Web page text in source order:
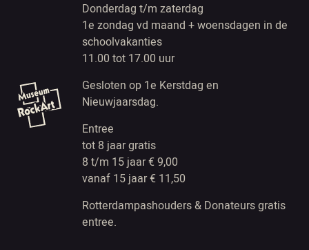
Donderdag t/m zaterdag
1e zondag vd maand + woensdagen in de
schoolvakanties
11.00 tot 17.00 uur
Gesloten op 1e Kerstdag en
Nieuwjaarsdag.
Entree
tot 8 jaar gratis
8 t/m 15 jaar € 9,00
vanaf 15 jaar € 11,50
Rotterdampashouders & Donateurs gratis
entree.